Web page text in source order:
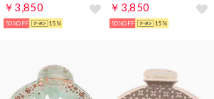
￥3,850
50%OFF 15%
￥3,850
50%OFF 15%